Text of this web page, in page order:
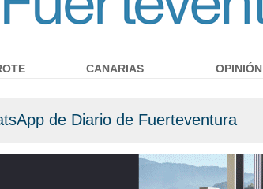
de Diario de Fuerteventura
CANARIAS OPINIÓN